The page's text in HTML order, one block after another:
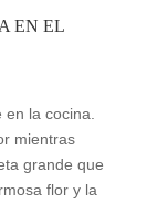
EN EL
la cocina.
mientras
grande que
flor y la